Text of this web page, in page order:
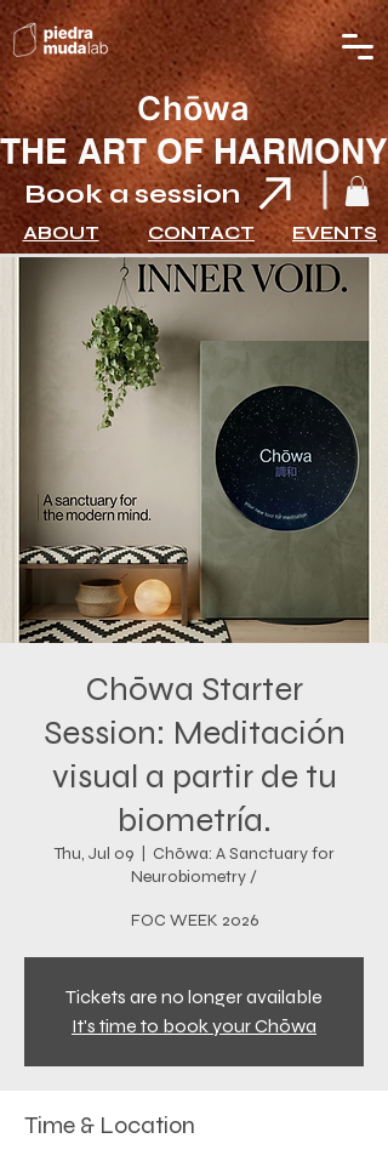
Chōwa
Book a session
THE ART OF HARMONY
ABOUT CONTACT EVENTS
Chōwa Starter
Session: Meditación
visual a partir de tu
biometría.
Thu, Jul 09
  |
Chōwa: A Sanctuary for
Neurobiometry /
FOC WEEK 2026
Tickets are no longer available
It's time to book your Chōwa
Time & Location